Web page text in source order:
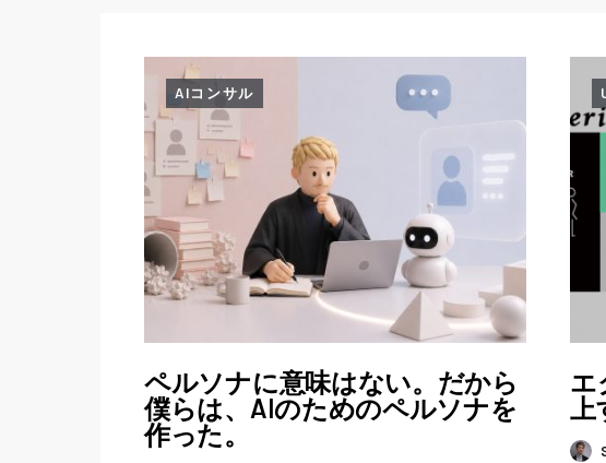
AIコンサル
ペルソナに意味はない。だから
僕らは、AIのためのペルソナを
作った。
エ
上